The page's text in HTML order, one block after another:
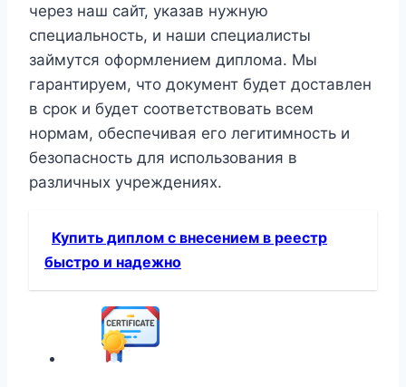
через наш сайт, указав нужную
специальность, и наши специалисты
займутся оформлением диплома. Мы
гарантируем, что документ будет доставлен
в срок и будет соответствовать всем
нормам, обеспечивая его легитимность и
безопасность для использования в
различных учреждениях.
Купить диплом с внесением в реестр
быстро и надежно